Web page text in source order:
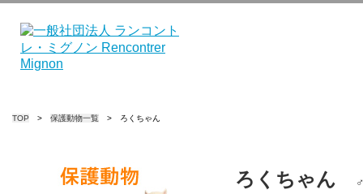
TOP > 保護動物一覧 > ろくちゃん
ろくちゃん